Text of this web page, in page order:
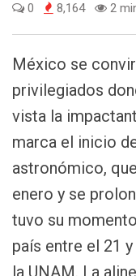
0
8,164 2
México se
privilegiados
vista la
marca el inicio
astronómico,
enero y se
tuvo su
país entre el 21
la UNAM. La